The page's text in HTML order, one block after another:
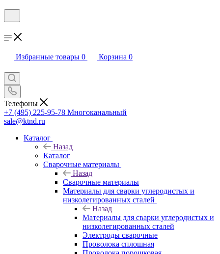
Избранные товары 0 Корзина 0
Телефоны
+7 (495) 225-95-78 Многоканальный
sale@ktnd.ru
Каталог
Назад
Каталог
Сварочные материалы
Назад
Сварочные материалы
Материалы для сварки углеродистых и
низколегированных сталей
Назад
Материалы для сварки углеродистых и
низколегированных сталей
Электроды сварочные
Проволока сплошная